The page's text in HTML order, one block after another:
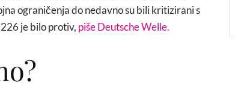
ograničenja do nedavno su bili kritizirani s
je bilo protiv, piše Deutsche Welle.